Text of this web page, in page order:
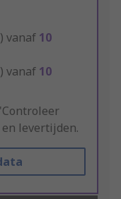
vanaf 10
vanaf 10
levertijden.